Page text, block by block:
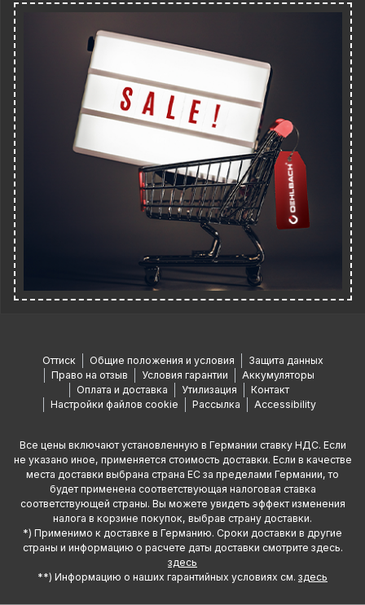
Оттиск Общие положения и условия
Защита данных
Право на отзыв
Условия гарантии
Аккумуляторы
Оплата и доставка
Утилизация
Контакт
Настройки файлов cookie
Рассылка Accessibility
Все цены включают установленную в Германии ставку НДС. Если
не указано иное, применяется стоимость доставки. Если в качестве
места доставки выбрана страна ЕС за пределами Германии, то
будет применена соответствующая налоговая ставка
соответствующей страны. Вы можете увидеть эффект изменения
налога в корзине покупок, выбрав страну доставки.
*) Применимо к доставке в Германию. Сроки доставки в другие
страны и информацию о расчете даты доставки смотрите здесь.
здесь
**) Информацию о наших гарантийных условиях см. здесь